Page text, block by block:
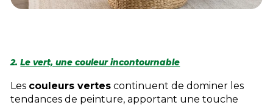
2.Le vert, une couleur incontournable
Les couleurs vertes continuent de dominer les
tendances de peinture, apportant une touche